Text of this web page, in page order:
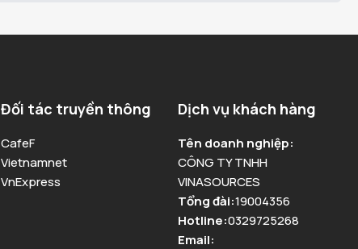
Đối tác truyền thông
CafeF
Vietnamnet
VnExpress
Dịch vụ khách hàng
Tên doanh nghiệp:
CÔNG TY TNHH
VINASOURCES
Tổng đài:19004356
Hotline:0329725268
Email: